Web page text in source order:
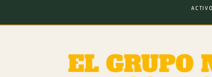
EL GRUPO